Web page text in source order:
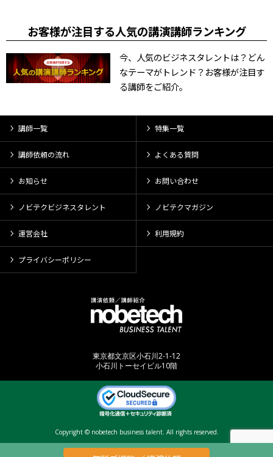
お客様が注目する人気の講演講師ランキング
今、人気のビジネスタレントは？どん
なテーマがトレンド？お客様が注目す
る講師をご紹介。
講師一覧 特集一覧
講師依頼の流れ よくある質問
お知らせ お問い合わせ
ノビテクビジネスタレント ノビテクマガジン
運営会社 利用規約
プライバシーポリシー
東京都文京区小石川2-1-12
小石川トーセイビル10階
Copyright © nobetech business talent. All rights reserved.